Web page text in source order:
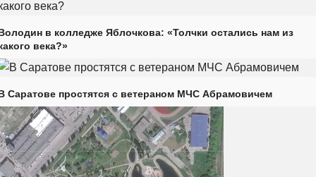
в колледже Яблочкова: «Толчки остались нам из
века?»
Саратове простятся с ветераном МЧС Абрамовичем